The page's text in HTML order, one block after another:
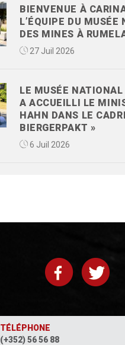
BIENVENUE À
L’ÉQUIPE DU MUSÉE
DES MINES À
27 Juil 2026
LE MUSÉE
A ACCUEILLI LE
HAHN DANS LE
BIERGERPAKT »
6 Juil 2026
TÉLÉPHONE
(+352) 56 56 88